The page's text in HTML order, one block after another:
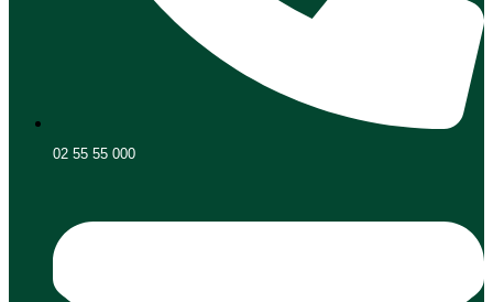
02 55 55 000